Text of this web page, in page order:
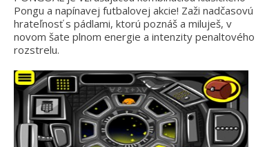
Pongu a napínavej futbalovej akcie! Zaži nadčasovú
hrateľnosť s pádlami, ktorú poznáš a miluješ, v
novom šate plnom energie a intenzity penaltového
rozstrelu.